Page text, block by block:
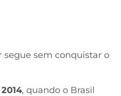
segue sem conquistar o
2014, quando o Brasil